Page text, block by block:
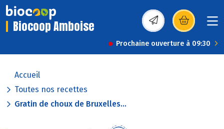
Biocoop Amboise (s’ouvre dans une
Prochaine ouverture à 09:30
Accueil
Toutes nos recettes
Gratin de choux de Bruxelles...